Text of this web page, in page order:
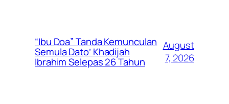
“Ibu Doa” Tanda Kemunculan
Semula Dato’ Khadijah
Ibrahim Selepas 26 Tahun
August
7, 2026